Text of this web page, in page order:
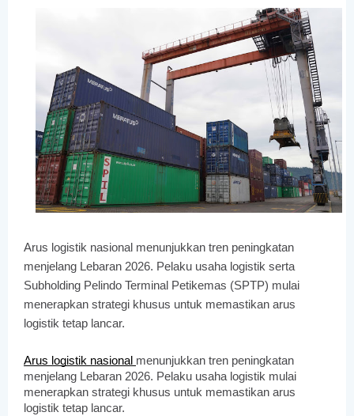
Arus logistik nasional menunjukkan tren peningkatan
menjelang Lebaran 2026. Pelaku usaha logistik serta
Subholding Pelindo Terminal Petikemas (SPTP) mulai
menerapkan strategi khusus untuk memastikan arus
logistik tetap lancar.
Arus logistik nasional menunjukkan tren peningkatan
menjelang Lebaran 2026. Pelaku usaha logistik mulai
menerapkan strategi khusus untuk memastikan arus
logistik tetap lancar.